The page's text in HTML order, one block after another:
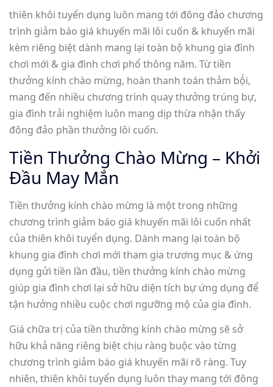
thiên khôi tuyển dụng luôn mang tới đông đảo chương
trình giảm báo giá khuyến mãi lôi cuốn & khuyến mãi
kèm riêng biệt dành mang lại toàn bộ khung gia đình
chơi mới & gia đình chơi phổ thông năm. Từ tiền
thưởng kính chào mừng, hoàn thanh toán thảm bộ́i,
mang đến nhiều chương trình quay thưởng trúng bự,
gia đình trải nghiệm luôn mang dịp thừa nhận thấy
đông đảo phần thưởng lôi cuốn.
Tiền Thưởng Chào Mừng – Khởi
Đầu May Mắn
Tiền thưởng kính chào mừng là một trong những
chương trình giảm báo giá khuyến mãi lôi cuốn nhất
của thiên khôi tuyển dụng. Dành mang lại toàn bộ
khung gia đình chơi mới tham gia trương mục & ứng
dụng gửi tiền lần đầu, tiền thưởng kính chào mừng
giúp gia đình chơi lại sở hữu diện tích bự ứng dụng để
tận hưởng nhiều cuộc chơi ngưỡng mộ của gia đình.
Giá chữa trị của tiền thưởng kính chào mừng sẽ sở
hữu khả năng riêng biệt chịu ràng buộc vào từng
chương trình giảm báo giá khuyến mãi rõ ràng. Tuy
nhiên, thiên khôi tuyển dụng luôn thay mang tới đông